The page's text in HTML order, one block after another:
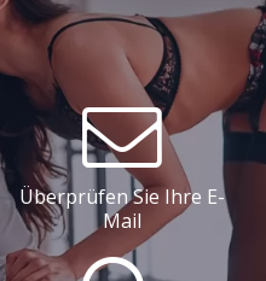
Überprüfen Sie Ihre E-
Mail